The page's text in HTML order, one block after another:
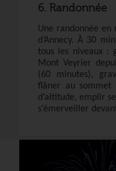
6. Randonnée
Une randonnée en
d’Annecy. À 30
tous les niveaux :
Mont Veyrier
(60 minutes),
flâner au sommet
d’altitude, emplir
s’émerveiller